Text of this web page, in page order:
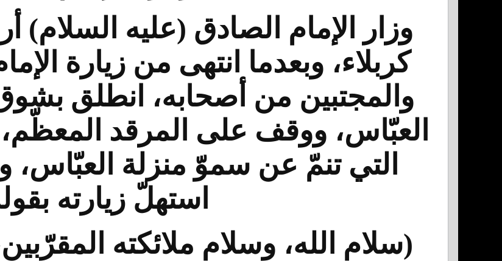
وزار الإمام الصادق (عليه السلام)
كربلاء، وبعدما انتهى من زيارة
والمجتبين من أصحابه، انطلق
العبّاس، ووقف على المرقد المعظّم،
التي تنمّ عن سموّ منزلة العبّاس،
استهلّ زيارته
(سلام الله، وسلام ملائكته